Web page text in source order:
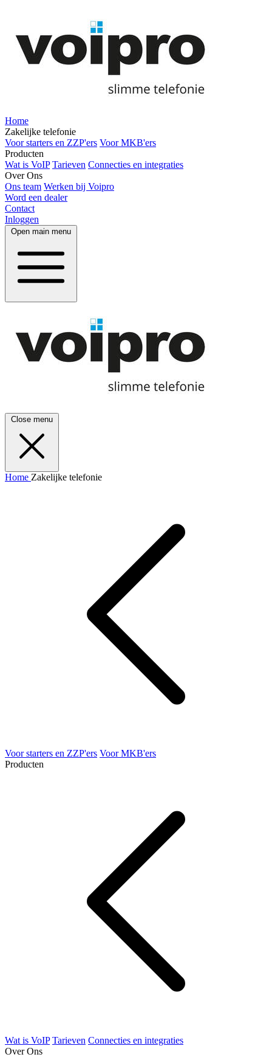
Home
Zakelijke telefonie
Voor starters en ZZP'ers Voor MKB'ers
Producten
Wat is VoIP Tarieven Connecties en integraties
Over Ons
Ons team Werken bij Voipro
Word een dealer
Contact
Inloggen
Open main menu
Close menu
Home Zakelijke telefonie
Voor starters en ZZP'ers Voor MKB'ers
Producten
Wat is VoIP Tarieven Connecties en integraties
Over Ons